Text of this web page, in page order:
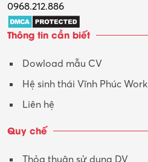
Trợ lý
Tư vấn
Tư vấn – Kiến trúc
0968.212.886
Thông tin cần biết
Dowload mẫu CV
Hệ sinh thái Vĩnh Phúc Work
Liên hệ
Quy chế
Thỏa thuận sử dụng DV